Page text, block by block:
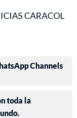
CARACOL
Channels
toda la